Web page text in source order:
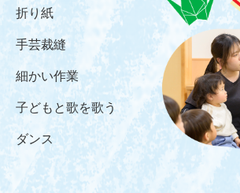
折り紙
手芸裁縫
細かい作業
子どもと歌を歌う
ダンス